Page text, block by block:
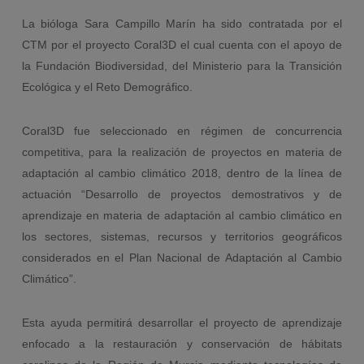
La bióloga Sara Campillo Marín ha sido contratada por el
CTM por el proyecto Coral3D el cual cuenta con el apoyo de
la Fundación Biodiversidad, del Ministerio para la Transición
Ecológica y el Reto Demográfico.
Coral3D fue seleccionado en régimen de concurrencia
competitiva, para la realización de proyectos en materia de
adaptación al cambio climático 2018, dentro de la línea de
actuación “Desarrollo de proyectos demostrativos y de
aprendizaje en materia de adaptación al cambio climático en
los sectores, sistemas, recursos y territorios geográficos
considerados en el Plan Nacional de Adaptación al Cambio
Climático”.
Esta ayuda permitirá desarrollar el proyecto de aprendizaje
enfocado a la restauración y conservación de hábitats